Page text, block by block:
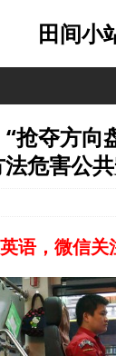
田间小
抢夺方向
危害公
语，微信关